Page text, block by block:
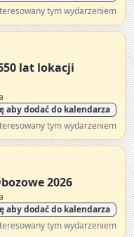
tym wydarzeniem
lat lokacji
aby dodać do kalendarza
tym wydarzeniem
2026
aby dodać do kalendarza
tym wydarzeniem